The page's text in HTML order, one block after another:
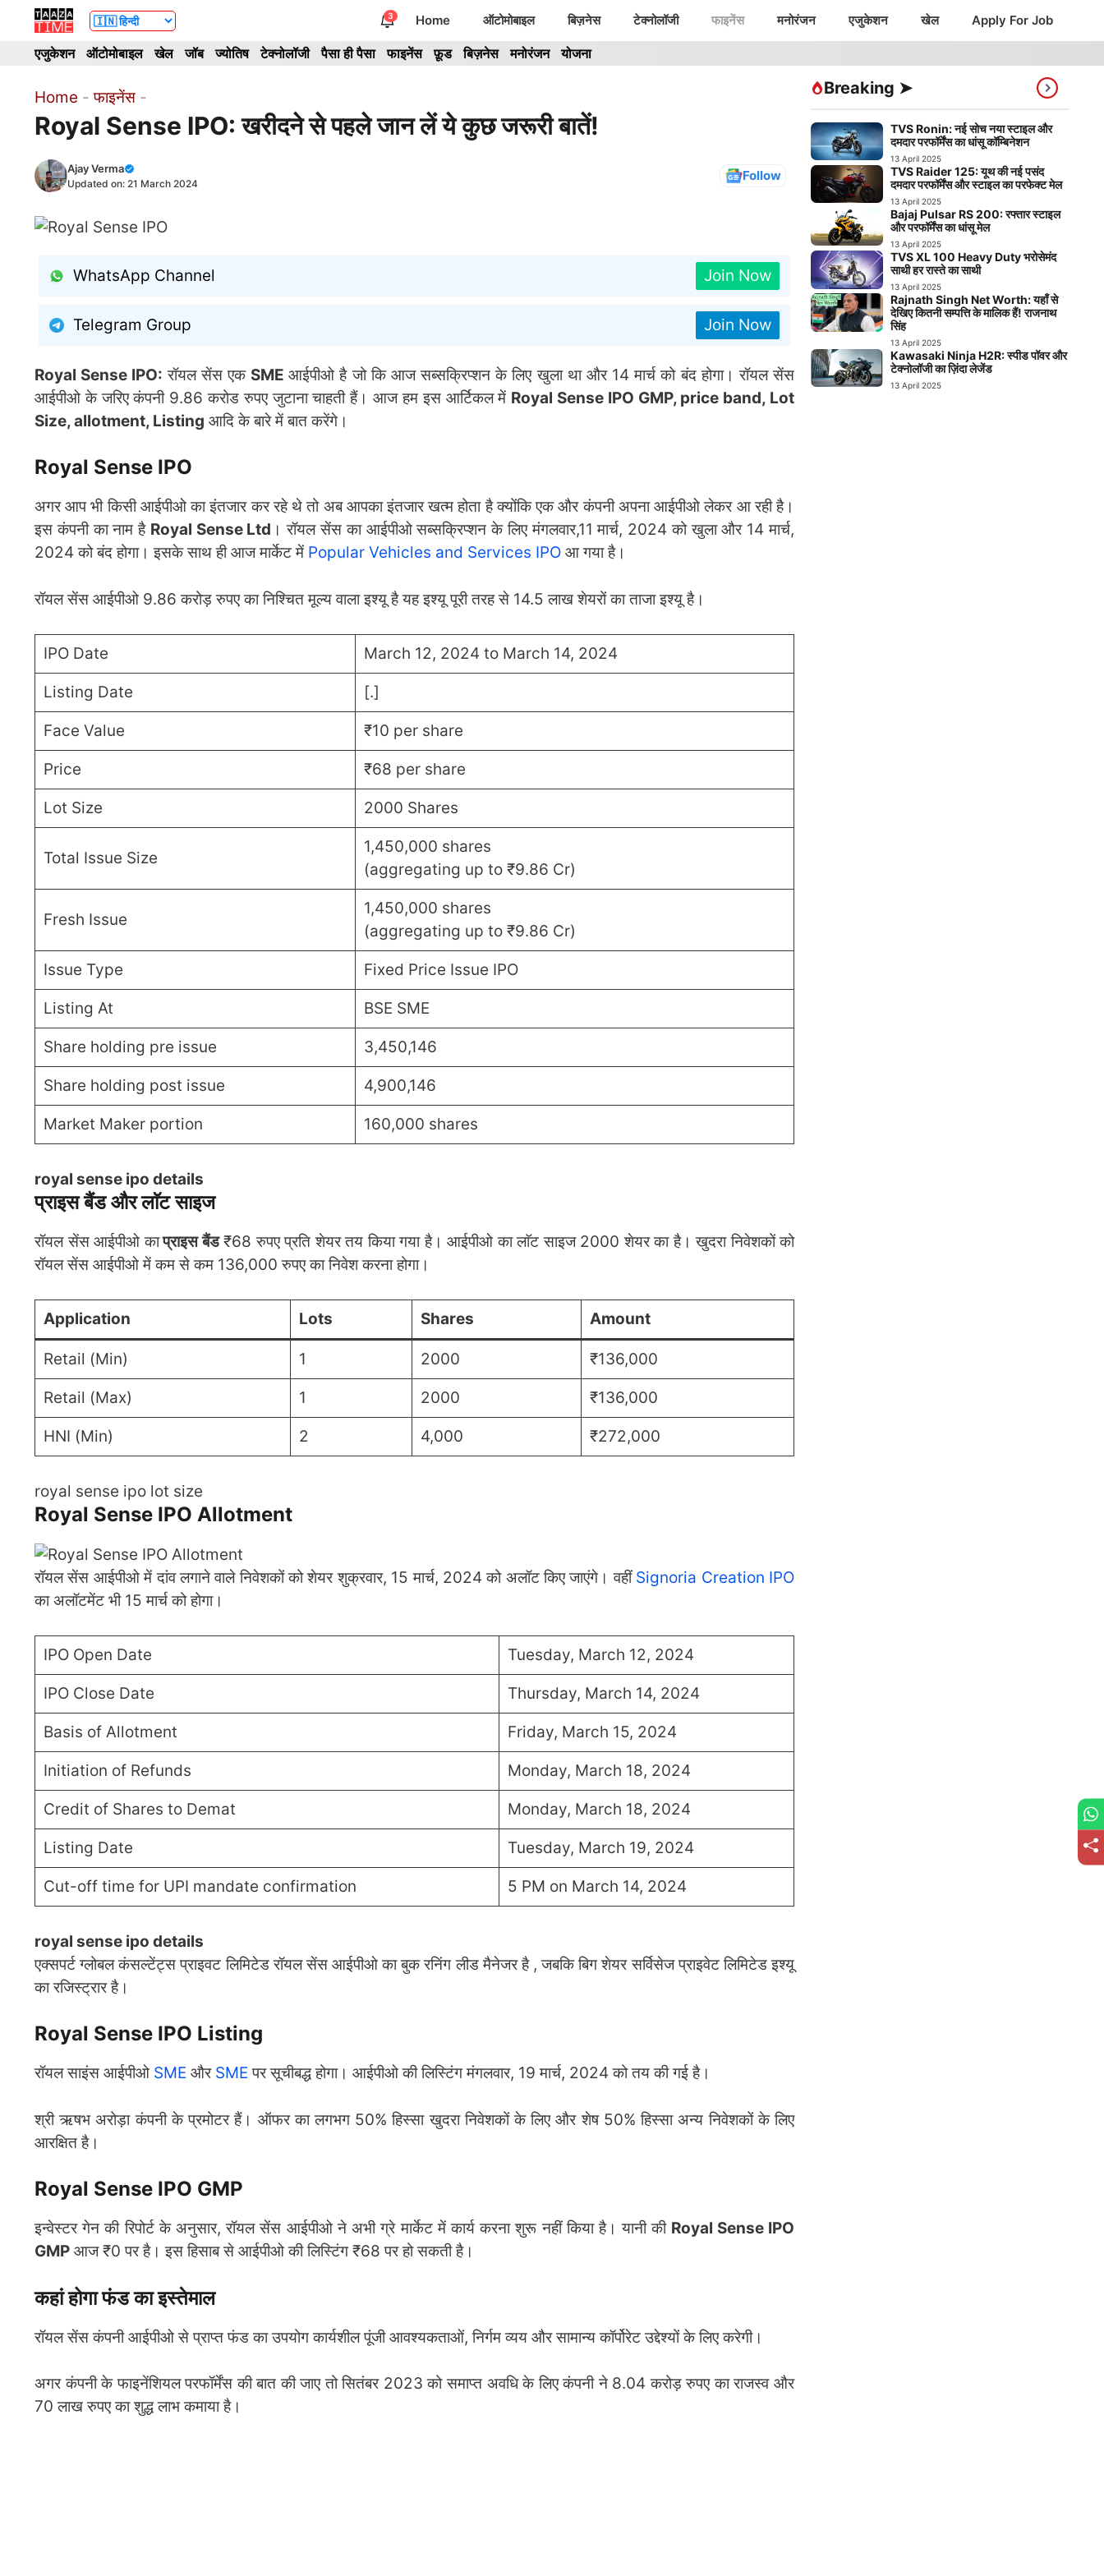
content
3 Home ऑटोमोबाइल बिज़नेस टेक्नोलॉजी फाइनेंस मनोरंजन एजुकेशन खेल Apply For Job
एजुकेशन ऑटोमोबाइल खेल जॉब ज्योतिष टेक्नोलॉजी पैसा ही पैसा फाइनेंस फ़ूड बिज़नेस मनोरंजन योजना
Home -फाइनेंस -
Royal Sense IPO: खरीदने से पहले जान लें ये कुछ जरूरी बातें!
Ajay Verma
Updated on: 21 March 2024 Follow
WhatsApp Channel Join Now
Telegram Group Join Now
Royal Sense IPO:रॉयल सेंस एक SMEआईपीओ है जो कि आज सब्सक्रिप्शन के लिए खुला था और 14 मार्च को बंद होगा। रॉयल सेंस
आईपीओ के जरिए कंपनी 9.86 करोड रुपए जुटाना चाहती हैं। आज हम इस आर्टिकल में Royal Sense IPO GMP, price band, Lot
Size, allotment, Listing आदि के बारे में बात करेंगे।
Royal Sense IPO
अगर आप भी किसी आईपीओ का इंतजार कर रहे थे तो अब आपका इंतजार खत्म होता है क्योंकि एक और कंपनी अपना आईपीओ लेकर आ रही है।
इस कंपनी का नाम है Royal Sense Ltd । रॉयल सेंस का आईपीओ सब्सक्रिप्शन के लिए मंगलवार,11 मार्च, 2024 को खुला और 14 मार्च,
2024 को बंद होगा। इसके साथ ही आज मार्केट में Popular Vehicles and Services IPO आ गया है।
रॉयल सेंस आईपीओ 9.86 करोड़ रुपए का निश्चित मूल्य वाला इश्यू है यह इश्यू पूरी तरह से 14.5 लाख शेयरों का ताजा इश्यू है।
IPO Date March 12, 2024 to March 14, 2024
Listing Date [.]
Face Value ₹10 per share
Price ₹68 per share
Lot Size 2000 Shares
Total Issue Size
1,450,000 shares
(aggregating up to ₹9.86 Cr)
Fresh Issue
1,450,000 shares
(aggregating up to ₹9.86 Cr)
Issue Type Fixed Price Issue IPO
Listing At BSE SME
Share holding pre issue 3,450,146
Share holding post issue 4,900,146
Market Maker portion 160,000 shares
royal sense ipo details
प्राइस बैंड और लाॅट साइज
रॉयल सेंस आईपीओ काप्राइस बैंड₹68 रुपए प्रति शेयर तय किया गया है। आईपीओ का लाॅट साइज 2000 शेयर का है। खुदरा निवेशकों को
रॉयल सेंस आईपीओ में कम से कम 136,000 रुपए का निवेश करना होगा।
Application Lots Shares Amount
Retail (Min) 1 2000 ₹136,000
Retail (Max) 1 2000 ₹136,000
HNI (Min) 2 4,000 ₹272,000
royal sense ipo lot size
Royal Sense IPO Allotment
रॉयल सेंस आईपीओ में दांव लगाने वाले निवेशकों को शेयर शुक्रवार, 15 मार्च, 2024 को अलॉट किए जाएंगे। वहींSignoria Creation IPO
का अलॉटमेंट भी 15 मार्च को होगा।
IPO Open Date Tuesday, March 12, 2024
IPO Close Date Thursday, March 14, 2024
Basis of Allotment Friday, March 15, 2024
Initiation of Refunds Monday, March 18, 2024
Credit of Shares to Demat Monday, March 18, 2024
Listing Date Tuesday, March 19, 2024
Cut-off time for UPI mandate confirmation 5 PM on March 14, 2024
royal sense ipo details
एक्सपर्ट ग्लोबल कंसल्टेंट्स प्राइवट लिमिटेड रॉयल सेंस आईपीओ का बुक रनिंग लीड मैनेजर है , जबकि बिग शेयर सर्विसेज प्राइवेट लिमिटेड इश्यू
का रजिस्ट्रार है।
Royal Sense IPO Listing
रॉयल साइंस आईपीओ SME और SMEपर सूचीबद्ध होगा। आईपीओ की लिस्टिंग मंगलवार, 19 मार्च, 2024 को तय की गई है।
श्री ऋषभ अरोड़ा कंपनी के प्रमोटर हैं। ऑफर का लगभग 50% हिस्सा खुदरा निवेशकों के लिए और शेष 50% हिस्सा अन्य निवेशकों के लिए
आरक्षित है।
Royal Sense IPO GMP
इन्वेस्टर गेन की रिपोर्ट के अनुसार, रॉयल सेंस आईपीओ ने अभी ग्रे मार्केट में कार्य करना शुरू नहीं किया है। यानी कीRoyal Sense IPO
GMP आज ₹0 पर है। इस हिसाब से आईपीओ की लिस्टिंग ₹68 पर हो सकती है।
कहां होगा फंड का इस्तेमाल
रॉयल सेंस कंपनी आईपीओ से प्राप्त फंड का उपयोग कार्यशील पूंजी आवश्यकताओं, निर्गम व्यय और सामान्य कॉर्पोरेट उद्देश्यों के लिए करेगी।
अगर कंपनी के फाइनेंशियल परफॉर्मेंस की बात की जाए तो सितंबर 2023 को समाप्त अवधि के लिए कंपनी ने 8.04 करोड़ रुपए का राजस्व और
70 लाख रुपए का शुद्ध लाभ कमाया है।
Breaking ➤
TVS Ronin: नई सोच नया स्टाइल और
दमदार परफॉर्मेंस का धांसू कॉम्बिनेशन
13 April 2025
TVS Raider 125: यूथ की नई पसंद
दमदार परफॉर्मेंस और स्टाइल का परफेक्ट मेल
13 April 2025
Bajaj Pulsar RS 200: रफ्तार स्टाइल
और परफॉर्मेंस का धांसू मेल
13 April 2025
TVS XL 100 Heavy Duty भरोसेमंद
साथी हर रास्ते का साथी
13 April 2025
Rajnath Singh Net Worth: यहाँ से
देखिए कितनी सम्पत्ति के मालिक हैं! राजनाथ
सिंह
13 April 2025
Kawasaki Ninja H2R: स्पीड पॉवर और
टेक्नोलॉजी का ज़िंदा लेजेंड
13 April 2025